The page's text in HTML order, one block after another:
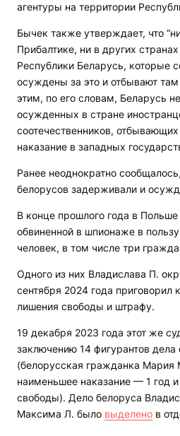
агентуры на территории
Бычек также утверждает, что
Прибалтике, ни в других
Республики Беларусь, которые
осуждены за это и отбывают там
этим, по его словам, Беларусь
осужденных в стране
соотечественников,
наказание в западных
Ранее неоднократно
белорусов задерживали и
В конце прошлого года в
обвиненной в шпионаже в
человек, в том числе три
Одного из них Владислава П.
сентября 2024 года
лишения свободы и штрафу.
19 декабря 2023 года этот же
заключению 14 фигурантов
(белорусская гражданка Мария
наименьшее наказание — 1 год
свободы). Дело белоруса
Максима Л. было выделено в